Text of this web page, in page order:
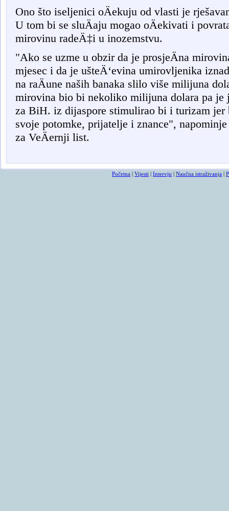
Ono što iseljenici oÄekuju od vlasti je
U tom bi se sluÄaju mogao oÄekivati i
mirovinu radeÄ‡i u inozemstvu.
"Ako se uzme u obzir da je prosjeÄna
mjesec i da je ušteÄ‘evina umirovljenika
na raÄune naših banaka slilo više milijuna
mirovina bio bi nekoliko milijuna dolara pa je
za BiH. iz dijaspore stimulirao bi i turizam
svoje potomke, prijatelje i znance",
za VeÄernji list.
Početna Vijesti Intervju Naučna istraživanja